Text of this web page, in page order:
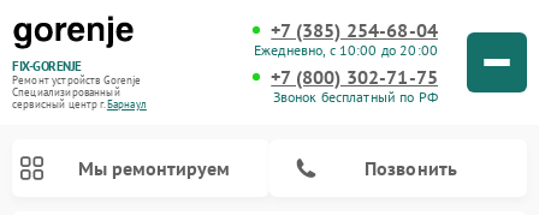
FIX-GORENJE
Ремонт устройств Gorenje
Специализированный
cервисный центр г.Барнаул
+7 (385) 254-68-04
Ежедневно, с 10:00 до 20:00
+7 (800) 302-71-75
Звонок бесплатный по РФ
Мы ремонтируем Позвонить